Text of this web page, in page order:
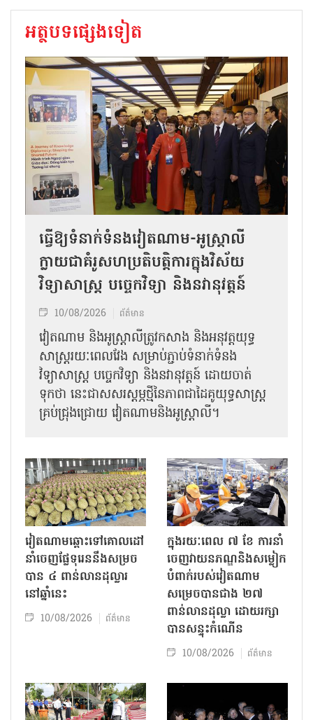
អត្ថបទផ្សេងទៀត
ធ្វើឱ្យទំនាក់ទំនងវៀតណាម-អូស្ត្រាលី
ក្លាយជាគំរូសហប្រតិបត្តិការក្នុងវិស័យ
វិទ្យាសាស្ត្រ បច្ចេកវិទ្យា និងនវានុវត្តន៍
10/08/2026 ព័ត៌មាន
វៀតណាម និងអូស្ត្រាលីត្រូវកសាង និងអនុវត្តយុទ្ធ
សាស្ត្ររយៈពេលវែង សម្រាប់ភ្ជាប់ទំនាក់ទំនង
វិទ្យាសាស្ត្រ បច្ចេកវិទ្យា និងនវានុវត្តន៍ ដោយចាត់
ទុកថា នេះជាសសរស្តម្ភថ្មីនៃភាពជាដៃគូយុទ្ធសាស្ត្រ
គ្រប់ជ្រុងជ្រោយ វៀតណាមនិងអូស្ត្រាលី។
វៀតណាមឆ្ពោះទៅគោលដៅ
នាំចេញផ្លែទុរេននឹងសម្រច
បាន ៤ ពាន់លានដុល្លារ
នៅឆ្នាំនេះ
10/08/2026 ព័ត៌មាន
ក្នុងរយៈពេល ៧ ខែ ការនាំ
ចេញវាយនភណ្ឌនិងសម្លៀក
បំពាក់របស់វៀតណាម
សម្រេចបានជាង ២៧
ពាន់លានដុល្លា ដោយរក្សា
បានសន្ទុះកំណើន
10/08/2026 ព័ត៌មាន